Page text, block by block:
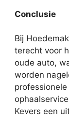
Conclusie
Bij
terecht voor
oude auto,
worden
Kevers een